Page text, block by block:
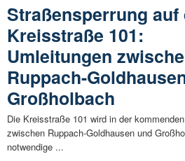
Straßensperrung auf
Kreisstraße 101:
Umleitungen
Ruppach-
Großholbach
Die Kreisstraße 101 wird in der
zwischen Ruppach-Goldhausen und
notwendige ...